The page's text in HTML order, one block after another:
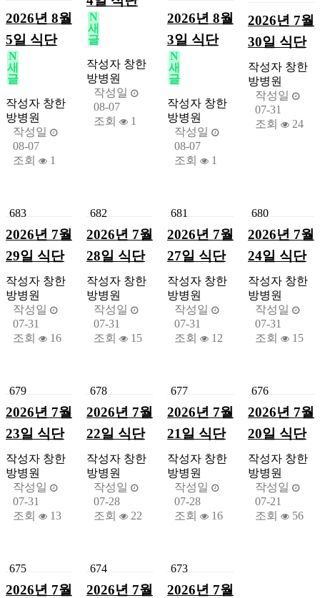
2026년 8월
5일 식단
N
새
글
작성자 창한
방병원
작성일
08-07
조회
1
N
새
글
작성자 창한
방병원
작성일
08-07
조회
1
2026년 8월
3일 식단
N
새
글
작성자 창한
방병원
작성일
08-07
조회
1
2026년 7월
30일 식단
작성자 창한
방병원
작성일
07-31
조회
24
683
2026년 7월
29일 식단
작성자 창한
방병원
작성일
07-31
조회
16
682
2026년 7월
28일 식단
작성자 창한
방병원
작성일
07-31
조회
15
681
2026년 7월
27일 식단
작성자 창한
방병원
작성일
07-31
조회
12
680
2026년 7월
24일 식단
작성자 창한
방병원
작성일
07-31
조회
15
679
2026년 7월
23일 식단
작성자 창한
방병원
작성일
07-31
조회
13
678
2026년 7월
22일 식단
작성자 창한
방병원
작성일
07-28
조회
22
677
2026년 7월
21일 식단
작성자 창한
방병원
작성일
07-28
조회
16
676
2026년 7월
20일 식단
작성자 창한
방병원
작성일
07-21
조회
56
675
2026년 7월
674
2026년 7월
673
2026년 7월